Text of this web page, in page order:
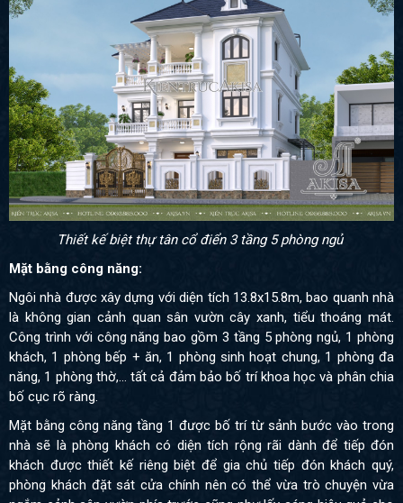
Thiết kế biệt thự tân cổ điển 3 tầng 5 phòng ngủ
Mặt bằng công năng:
Ngôi nhà được xây dựng với diện tích 13.8x15.8m, bao quanh nhà
là không gian cảnh quan sân vườn cây xanh, tiểu thoáng mát.
Công trình với công năng bao gồm 3 tầng 5 phòng ngủ, 1 phòng
khách, 1 phòng bếp + ăn, 1 phòng sinh hoạt chung, 1 phòng đa
năng, 1 phòng thờ,… tất cả đảm bảo bố trí khoa học và phân chia
bố cục rõ ràng.
Mặt bằng công năng tầng 1 được bố trí từ sảnh bước vào trong
nhà sẽ là phòng khách có diện tích rộng rãi dành để tiếp đón
khách được thiết kế riêng biệt để gia chủ tiếp đón khách quý,
phòng khách đặt sát cửa chính nên có thể vừa trò chuyện vừa